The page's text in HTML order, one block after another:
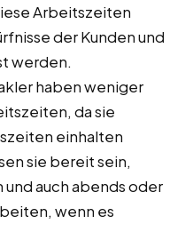
Arbeitszeiten
der Kunden und
werden.
haben weniger
da sie
einhalten
sie bereit sein,
auch abends oder
wenn es